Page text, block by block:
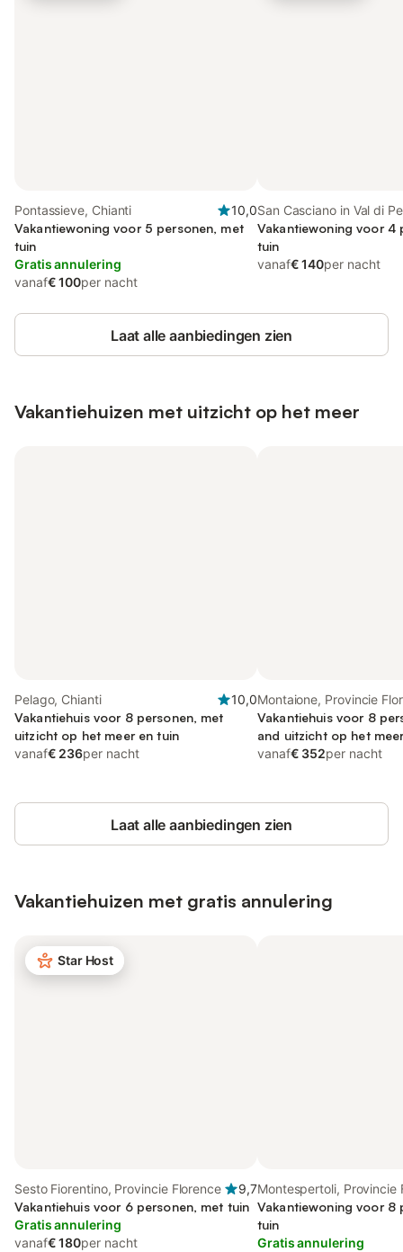
Pontassieve, Chianti
10,0
Vakantiewoning voor 5 personen, met
tuin
Gratis annulering
vanaf€ 100per nacht
San Casciano in Val di
Vakantiewoning voor 4
tuin
vanaf€ 140per nacht
Laat alle aanbiedingen zien
Vakantiehuizen met uitzicht op het meer
Pelago, Chianti
10,0
Vakantiehuis voor 8 personen, met
uitzicht op het meer en tuin
vanaf€ 236per nacht
Montaione, Provincie
Vakantiehuis voor 8
and uitzicht op het
zwembad
vanaf€ 352per nacht
Laat alle aanbiedingen zien
Vakantiehuizen met gratis annulering
Star Host
Sesto Fiorentino, Provincie Florence
9,7
Vakantiehuis voor 6 personen, met tuin
Gratis annulering
vanaf€ 180per nacht
Montespertoli, Provincie
Vakantiewoning voor 8
tuin
Gratis annulering